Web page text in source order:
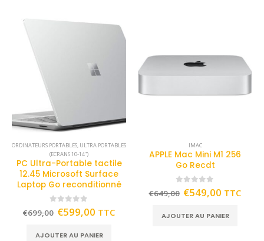
ORDINATEURS PORTABLES, ULTRA PORTABLES
(ECRANS 10-14")
PC Ultra-Portable tactile
12.45 Microsoft Surface
Laptop Go reconditionné
out of 5
€699,00 €599,00 TTC
AJOUTER AU PANIER
IMAC
APPLE Mac Mini M1 256
Go Recdt
out of 5
€649,00 €549,00 TTC
AJOUTER AU PANIER